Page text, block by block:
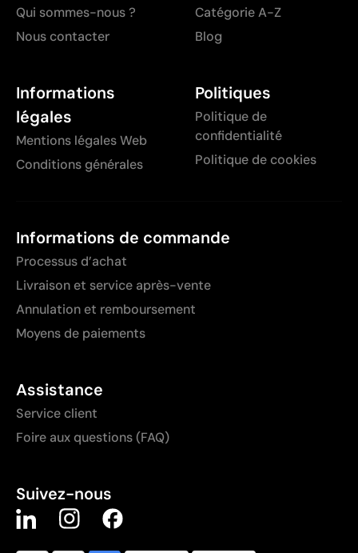
Qui sommes-nous ?
Nous contacter
Catégorie A-Z
Blog
Informations
légales
Mentions légales Web
Conditions générales
Politiques
Politique de
confidentialité
Politique de cookies
Informations de commande
Processus d’achat
Livraison et service après-vente
Annulation et remboursement
Moyens de paiements
Assistance
Service client
Foire aux questions (FAQ)
Suivez-nous